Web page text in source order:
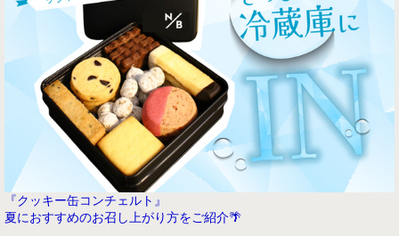
『クッキー缶コンチェルト』
夏におすすめのお召し上がり方をご紹介🌴